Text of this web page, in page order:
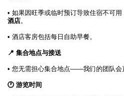
• 如果因旺季或临时预订导致住宿不可用
酒店。
• 酒店客房包括每日自助早餐。
📍 集合地点与接送
• 您无需担心集合地点——我们的团队会
🕐 游览时间